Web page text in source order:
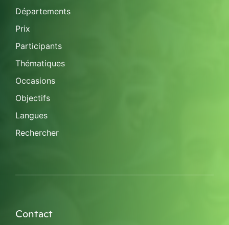
Départements
Prix
Participants
Thématiques
Occasions
Objectifs
Langues
Rechercher
Contact